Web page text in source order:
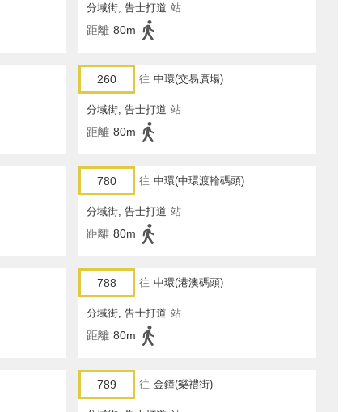
分域街, 告士打道 站
距離 80m
260 往 中環(交易廣場)
分域街, 告士打道 站
距離 80m
780 往 中環(中環渡輪碼頭)
分域街, 告士打道 站
距離 80m
788 往 中環(港澳碼頭)
分域街, 告士打道 站
距離 80m
789 往 金鐘(樂禮街)